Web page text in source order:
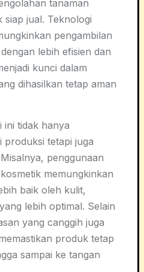
tanaman
siap jual. Teknologi
pengambilan
lebih efisien dan
kunci dalam
dihasilkan tetap aman
ini tidak hanya
produksi tetapi juga
penggunaan
memungkinkan
baik oleh kulit,
lebih optimal. Selain
yang canggih juga
produk tetap
sampai ke tangan